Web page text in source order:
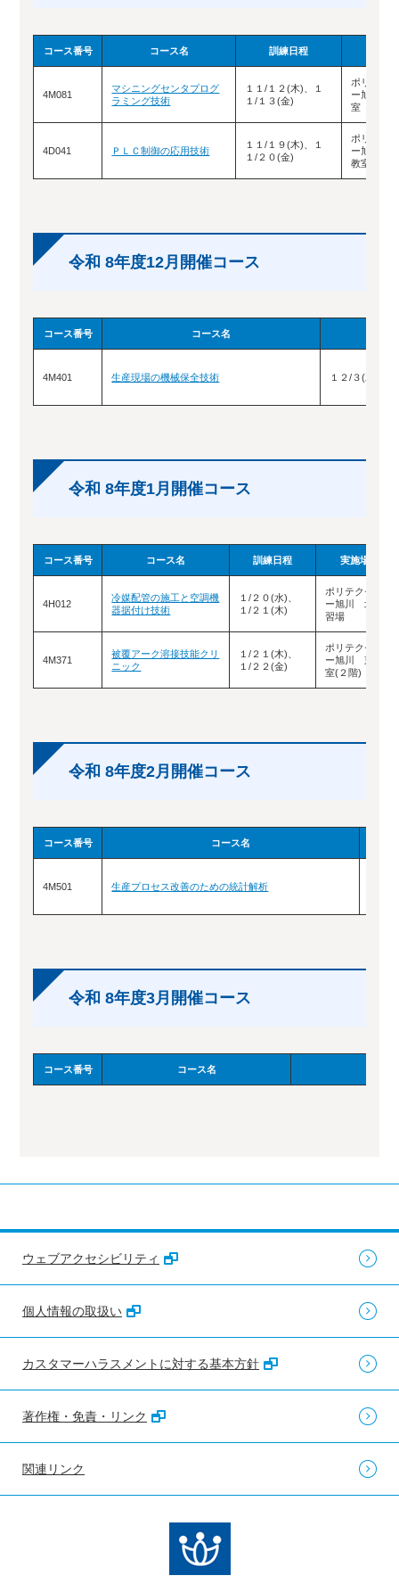
コース番号 コース名 訓練日程
4M081
マシニングセンタプログ
ラミング技術
１１/１２(木)、１
１/１３(金)
ポリテク
ー旭川
室
4D041 ＰＬＣ制御の応用技術
１１/１９(木)、１
１/２０(金)
ポリテク
ー旭川
教室
令和 8年度12月開催コース
コース番号 コース名
4M401 生産現場の機械保全技術 １２/３(木)、
令和 8年度1月開催コース
コース番号 コース名 訓練日程 実施場所
4H012
冷媒配管の施工と空調機
器据付け技術
１/２０(水)、
１/２１(木)
ポリテクセンタ
ー旭川 北２実
習場
4M371
被覆アーク溶接技能クリ
ニック
１/２１(木)、
１/２２(金)
ポリテクセンタ
ー旭川 東Ｂ教
室(２階)
令和 8年度2月開催コース
コース番号 コース名
4M501 生産プロセス改善のための統計解析
令和 8年度3月開催コース
コース番号 コース名
ウェブアクセシビリティ
個人情報の取扱い
カスタマーハラスメントに対する基本方針
著作権・免責・リンク
関連リンク